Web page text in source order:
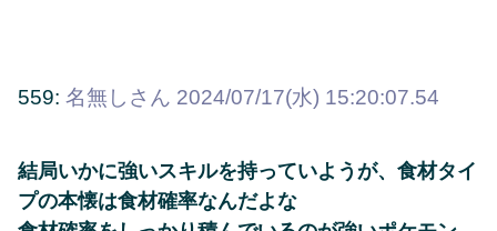
559: 名無しさん 2024/07/17(水) 15:20:07.54
結局いかに強いスキルを持っていようが、食材タイ
プの本懐は食材確率なんだよな